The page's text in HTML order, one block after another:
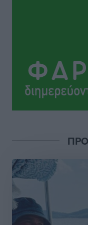
Ροδάκινα: 9 οφέλη
Καιρός «hot – dry
χώρα
αγάπης για τα
Τουρισμός: Με
Ειδήσεις